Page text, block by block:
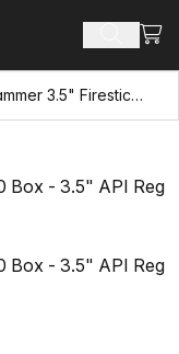
Adapter Hammer 3.5" Firestick® 1000 Box - 3.5" API Reg Box 8T